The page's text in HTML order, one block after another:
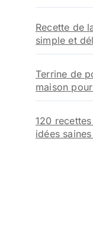
Recette de
simple et
Terrine de
maison
120
idées